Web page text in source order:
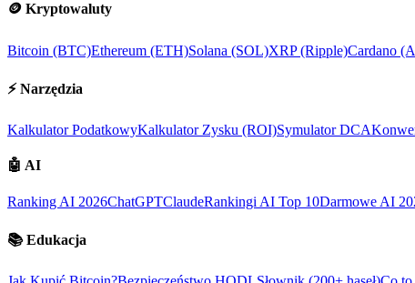
🪙 Kryptowaluty
Bitcoin (BTC)Ethereum (ETH)Solana (SOL)XRP (Ripple)Cardano
⚡ Narzędzia
Kalkulator PodatkowyKalkulator Zysku (ROI)Symulator DCA
🤖 AI
Ranking AI 2026ChatGPTClaudeRankingi AI Top 10Darmowe AI
📚 Edukacja